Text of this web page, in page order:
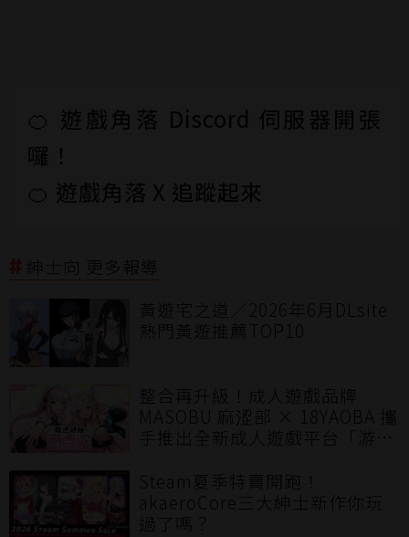
🍊 遊戲角落 Discord 伺服器開張
囉！
🍊 遊戲角落 X 追蹤起來
紳士向 更多報導
黃遊宅之道／2026年6月DLsite
熱門黃遊推薦TOP10
整合再升級！成人遊戲品牌
MASOBU 麻涩部 × 18YAOBA 攜
手推出全新成人遊戲平台「游点
遊戲體驗
Steam夏季特賣開跑！
akaeroCore三大紳士新作你玩
過了嗎？